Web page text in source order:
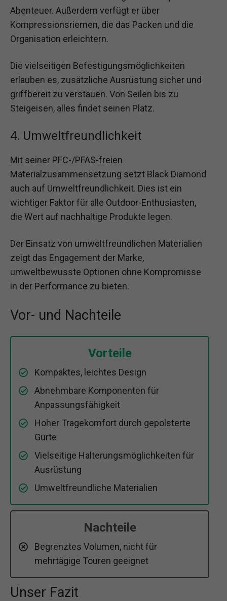
Abenteuer. Außerdem verfügt er über
Kompressionsriemen, die das Packen und die
Organisation erleichtern.
Die vielseitigen Befestigungsmöglichkeiten
erlauben es, zusätzliche Ausrüstung sicher und
griffbereit zu verstauen. Von Seilen bis zu
Steigeisen, alles findet seinen Platz.
4. Umweltfreundlichkeit
Mit seiner PFC-/PFAS-freien
Materialzusammensetzung setzt Black Diamond
auch auf Umweltfreundlichkeit. Dies ist ein
wichtiger Faktor für alle Outdoor-Enthusiasten,
die Wert auf nachhaltige Produkte legen.
Der Einsatz von umweltfreundlichen Materialien
zeigt das Engagement der Marke,
umweltbewusste Optionen ohne Kompromisse
in der Performance zu bieten.
Vor- und Nachteile
Vorteile
Kompaktes, leichtes Design
Abnehmbare Komponenten für
Anpassungsfähigkeit
Hoher Tragekomfort durch gepolsterte
Gurte
Vielseitige Halterungsmöglichkeiten für
Ausrüstung
Umweltfreundliche Materialien
Nachteile
Begrenztes Volumen, nicht für
mehrtägige Touren geeignet
Unser Fazit